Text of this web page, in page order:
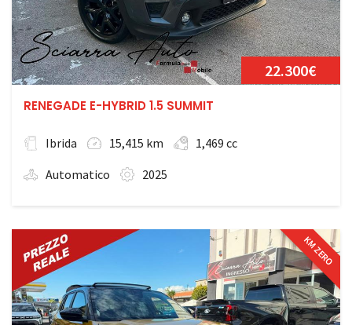
22.300€
RENEGADE E-HYBRID 1.5 SUMMIT
Ibrida 15,415 km
1,469 cc
Automatico
2025
KM ZERO